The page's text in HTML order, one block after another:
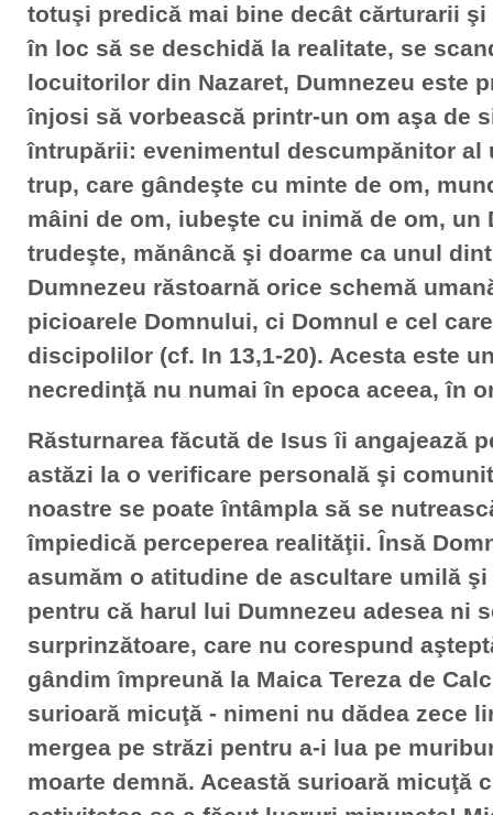
totuşi predică mai bine decât cărturarii
în loc să se deschidă la realitate, se
locuitorilor din Nazaret, Dumnezeu este
înjosi să vorbească printr-un om aşa de
întrupării: evenimentul descumpănitor al
trup, care gândeşte cu minte de om,
mâini de om, iubeşte cu inimă de om, un
trudeşte, mănâncă şi doarme ca unul
Dumnezeu răstoarnă orice schemă
picioarele Domnului, ci Domnul e cel
discipolilor (cf. In 13,1-20). Acesta este
necredinţă nu numai în epoca aceea, în
Răsturnarea făcută de Isus îi angajează
astăzi la o verificare personală şi
noastre se poate întâmpla să se
împiedică perceperea realităţii. Însă
asumăm o atitudine de ascultare umilă
pentru că harul lui Dumnezeu adesea ni
surprinzătoare, care nu corespund
gândim împreună la Maica Tereza de
surioară micuţă - nimeni nu dădea zece
mergea pe străzi pentru a-i lua pe
moarte demnă. Această surioară micuţă